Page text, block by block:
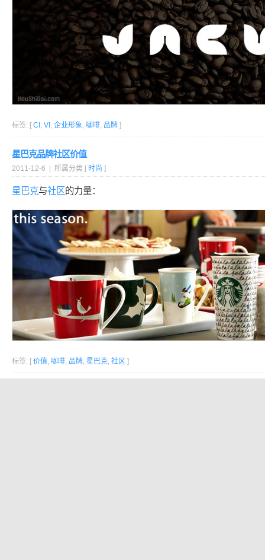
标签: [ CI , VI , 企业形象, 咖啡, 品牌 ]
星巴克品牌社区价值
2011-12-6 | 所属分类 [ 时尚 ]
星巴克与社区的力量：
标签: [ 价值, 咖啡, 品牌, 星巴克, 社区 ]